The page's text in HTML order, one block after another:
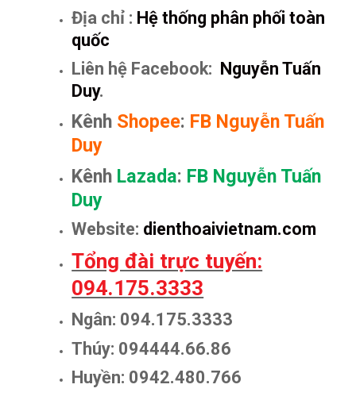
Địa chỉ : Hệ thống phân phối toàn
quốc
Liên hệ Facebook: Nguyễn Tuấn
Duy.
Kênh Shopee: FB Nguyễn Tuấn
Duy
Kênh Lazada: FB Nguyễn Tuấn
Duy
Website: dienthoaivietnam.com
Tổng đài trực tuyến:
094.175.3333
Ngân: 094.175.3333
Thúy: 094444.66.86
Huyền: 0942.480.766